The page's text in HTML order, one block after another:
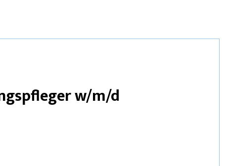
w/m/d